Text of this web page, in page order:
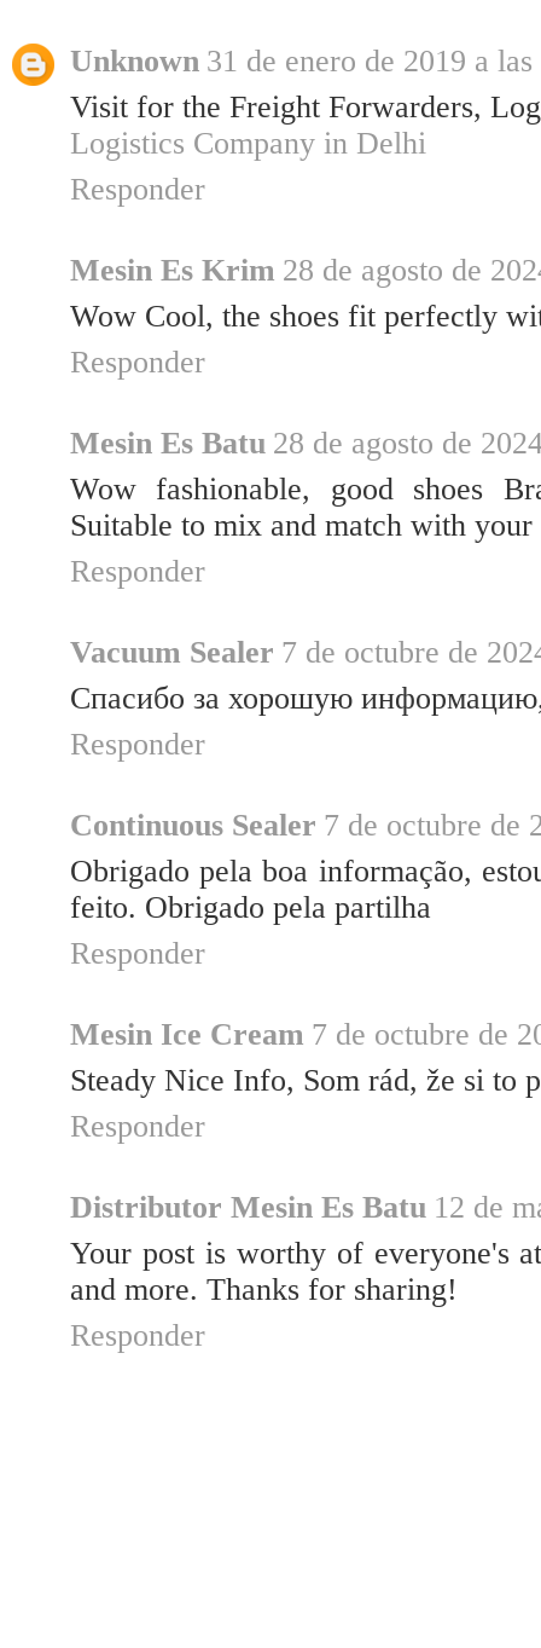
Unknown 31 de enero de 2019 a
Visit for the Freight Forwarders,
Logistics Company in Delhi
Responder
Mesin Es Krim 28 de agosto de
Wow Cool, the shoes fit perfectly
Responder
Mesin Es Batu 28 de agosto de
Wow fashionable, good shoes
Suitable to mix and match with
Responder
Vacuum Sealer 7 de octubre de
Спасибо за хорошую
Responder
Continuous Sealer 7 de octubre de
Obrigado pela boa informação,
feito. Obrigado pela partilha
Responder
Mesin Ice Cream 7 de octubre de
Steady Nice Info, Som rád, že si to
Responder
Distributor Mesin Es Batu 12 de
Your post is worthy of everyone's
and more. Thanks for sharing!
Responder